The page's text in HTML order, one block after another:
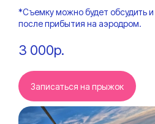
*Съемку можно будет обсудить
после прибытия на аэродром.
3 000р.
Записаться на прыжок
15 500р.
Сертификат «Прыжок
+ handycam»
Прыжок + съемка на Handycam.
Инструктор снимет ваши первые
Что входит: